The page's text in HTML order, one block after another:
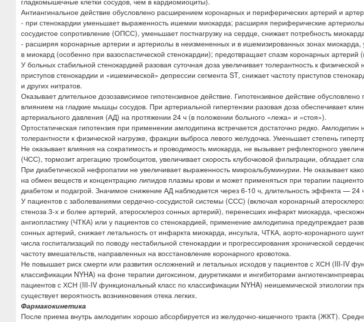
Антиангинальное действие обусловлено расширением коронарных и периферических артерий и
- при стенокардии уменьшает выраженность ишемии миокарда; расширяя периферические
сосудистое сопротивление (ОПСС), уменьшает постнагрузку на сердце, снижает потребность
- расширяя коронарные артерии и артериолы в неизмененных и в ишемизированных зонах миокарда,
в миокард (особенно при вазоспастической стенокардии); предотвращает спазм коронарных артерий
У больных стабильной стенокардией разовая суточная доза увеличивает толерантность к физической
приступов стенокардии и «ишемической» депрессии сегмента ST, снижает частоту приступов
и других нитратов.
Оказывает длительное дозозависимое гипотензивное действие. Гипотензивное действие
влиянием на гладкие мышцы сосудов. При артериальной гипертензии разовая доза обеспечивает
артериального давления (АД) на протяжении 24 ч (в положении больного «лежа» и «стоя»).
Ортостатическая гипотензия при применении амлодипина встречается достаточно редко. Амлодипин
толерантности к физической нагрузке, фракции выброса левого желудочка. Уменьшает степень
Не оказывает влияния на сократимость и проводимость миокарда, не вызывает рефлекторного
(ЧСС), тормозит агрегацию тромбоцитов, увеличивает скорость клубочковой фильтрации, обладает
При диабетической нефропатии не увеличивает выраженность микроальбуминурии. Не оказывает
на обмен веществ и концентрацию липидов плазмы крови и может применяться при терапии
диабетом и подагрой. Значимое снижение АД наблюдается через 6-10 ч, длительность эффекта — 24
У пациентов с заболеваниями сердечно-сосудистой системы (ССС) (включая коронарный
стеноза 3-х и более артерий, атеросклероз сонных артерий), перенесших инфаркт миокарда,
ангиопластику (ЧТКА) или у пациентов со стенокардией, применение амлодипина предупреждает
сонных артерий, снижает летальность от инфаркта миокарда, инсульта, ЧТКА, аорто-коронарного
числа госпитализаций по поводу нестабильной стенокардии и прогрессирования хронической
частоту вмешательств, направленных на восстановление коронарного кровотока.
Не повышает риск смерти или развития осложнений и летальных исходов у пациентов с ХСН (III-IV
классификации NYHA) на фоне терапии дигоксином, диуретиками и ингибиторами
пациентов с ХСН (III-IV функциональный класс по классификации NYHA) неишемической этиологии
существует вероятность возникновения отека легких.
Фармакокинетика
После приема внутрь амлодипин хорошо абсорбируется из желудочно-кишечного тракта (ЖКТ).